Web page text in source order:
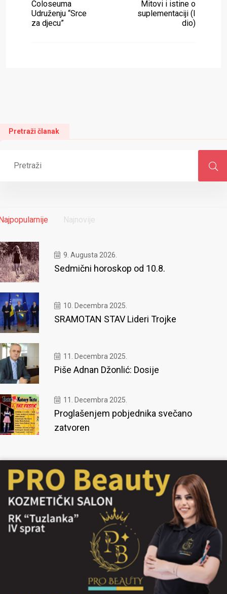
Coloseuma
Udruženju “Srce
za djecu”
Mitovi i istine o
suplementaciji (I
dio)
Pretraži članak
Najnovije
9. Augusta 2026.
Sedmični horoskop od 10.8.
10. Decembra 2025.
SRAMOTAN STAV Lideri Trojke
11. Decembra 2025.
Piše Adnan Džonlić: Dosije
11. Decembra 2025.
Proglašenjem pobjednika svečano
zatvoren